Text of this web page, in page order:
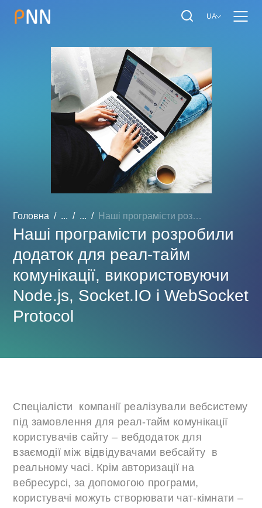
UA
Головна ... ... Наші програмісти розробил...
Наші програмісти розробили
додаток для реал-тайм
комунікації, використовуючи
Node.js, Socket.IO і WebSocket
Protocol
Спеціалісти компанії реалізували вебсистему
під замовлення для реал-тайм комунікації
користувачів сайту – вебдодаток для
взаємодії між відвідувачами вебсайту в
реальному часі. Крім авторизації на
вебресурсі, за допомогою програми,
користувачі можуть створювати чат-кімнати –